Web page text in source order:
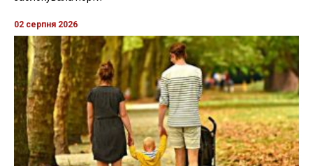
02 серпня 2026